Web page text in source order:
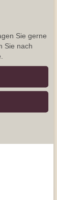
Sie gerne
Sie nach